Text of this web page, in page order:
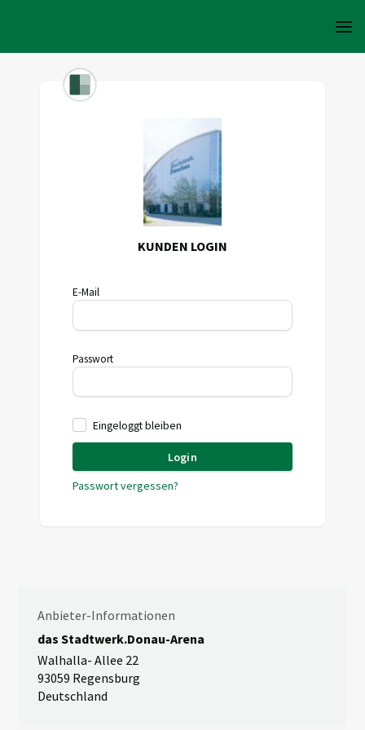
KUNDEN LOGIN
E-Mail
Passwort
Eingeloggt bleiben
Login
Passwort vergessen?
Anbieter-Informationen
das Stadtwerk.Donau-Arena
Walhalla- Allee 22
93059 Regensburg
Deutschland